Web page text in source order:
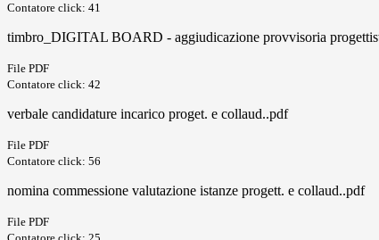
Contatore click: 41
timbro_DIGITAL BOARD - aggiudicazione provvisoria
File PDF
Contatore click: 42
verbale candidature incarico proget. e collaud..pdf
File PDF
Contatore click: 56
nomina commessione valutazione istanze progett. e collaud..pdf
File PDF